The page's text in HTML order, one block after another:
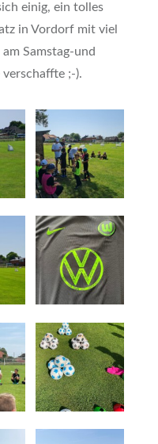
einig, ein tolles
in Vordorf mit viel
Samstag-und
;-).